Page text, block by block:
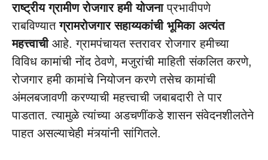
राष्ट्रीय ग्रामीण रोजगार हमी योजनाप्रभावीपणे
राबविण्यातग्रामरोजगार सहाय्यकांची भूमिका अत्यंत
महत्त्वाचीआहे. ग्रामपंचायत स्तरावर रोजगार हमीच्या
विविध कामांची नोंद ठेवणे, मजुरांची माहिती संकलित करणे,
रोजगार हमी कामांचे नियोजन करणे तसेच कामांची
अंमलबजावणी करण्याची महत्त्वाची जबाबदारी ते पार
पाडतात. त्यामुळे त्यांच्या अडचणींकडे शासन संवेदनशीलतेने
पाहत असल्याचेही मंत्र्यांनी सांगितले.